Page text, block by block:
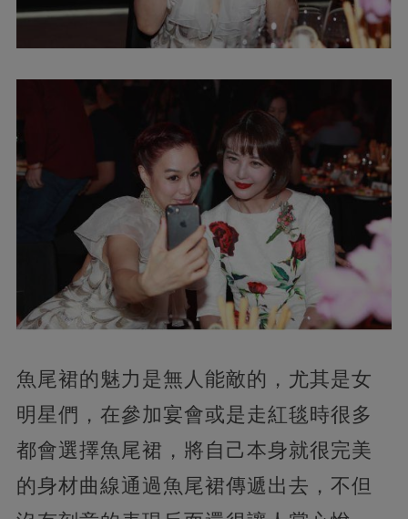
魚尾裙的魅力是無人能敵的，尤其是女
明星們，在參加宴會或是走紅毯時很多
都會選擇魚尾裙，將自己本身就很完美
的身材曲線通過魚尾裙傳遞出去，不但